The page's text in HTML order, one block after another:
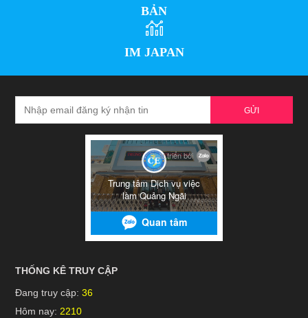
BẢN
IM JAPAN
GỬI
THỐNG KÊ TRUY CẬP
Đang truy cập: 36
Hôm nay: 2210